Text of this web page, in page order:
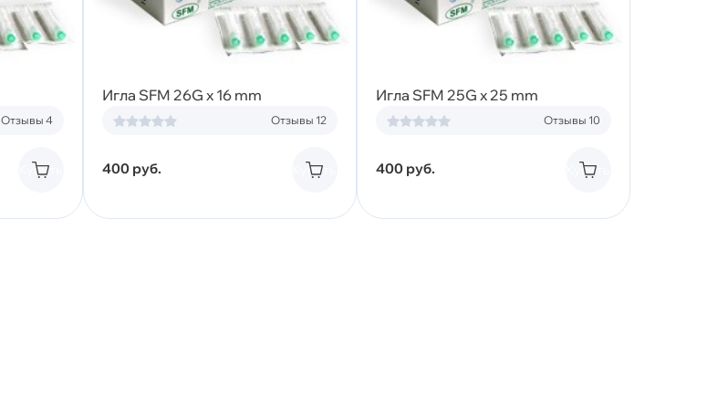
Отзывы 4
Купить
Игла SFM 26G x 16 mm
Отзывы 12
400 руб. Купить
Игла SFM 25G x 25 mm
Отзывы 10
400 руб. Купить